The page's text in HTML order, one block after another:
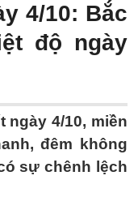
4/10: Bắc
độ ngày
ngày 4/10, miền
đêm không
sự chênh lệch